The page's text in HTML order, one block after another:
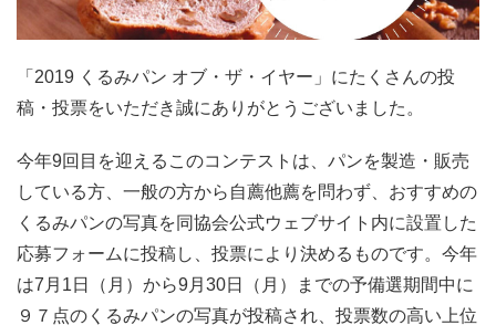
「2019 くるみパン オブ・ザ・イヤー」にたくさんの投
稿・投票をいただき誠にありがとうございました。
今年9回目を迎えるこのコンテストは、パンを製造・販売
している方、一般の方から自薦他薦を問わず、おすすめの
くるみパンの写真を同協会公式ウェブサイト内に設置した
応募フォームに投稿し、投票により決めるものです。今年
は7月1日（月）から9月30日（月）までの予備選期間中に
９７点のくるみパンの写真が投稿され、投票数の高い上位